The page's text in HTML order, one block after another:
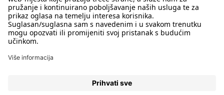
Sunce i zaštita
Serumi za lice
Proizvodi za čišćenje lica
Koji mi parfem
odgovara?
Kako našminkati oči da
Kako ukloniti mitesere